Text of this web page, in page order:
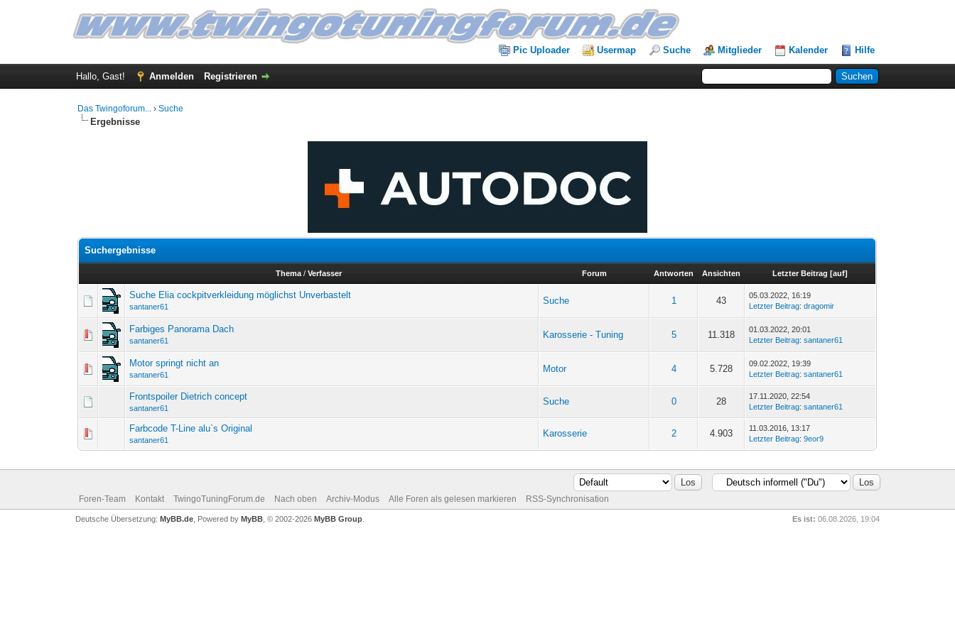
Pic Uploader Usermap Suche Mitglieder Kalender Hilfe
Hallo, Gast! Anmelden Registrieren
Das Twingoforum... ›Suche
Ergebnisse
Suchergebnisse
Thema /Verfasser Forum Antworten Ansichten Letzter Beitrag [auf]
Suche Elia cockpitverkleidung möglichst Unverbastelt
santaner61
Suche 1 43
05.03.2022, 16:19
Letzter Beitrag:dragomir
Farbiges Panorama Dach
santaner61
Karosserie - Tuning 5 11.318
01.03.2022, 20:01
Letzter Beitrag:santaner61
Motor springt nicht an
santaner61
Motor 4 5.728
09.02.2022, 19:39
Letzter Beitrag:santaner61
Frontspoiler Dietrich concept
santaner61
Suche 0 28
17.11.2020, 22:54
Letzter Beitrag:santaner61
Farbcode T-Line alu`s Original
santaner61
Karosserie 2 4.903
11.03.2016, 13:17
Letzter Beitrag:9eor9
Foren-Team Kontakt TwingoTuningForum.de Nach oben Archiv-Modus Alle Foren als gelesen markieren RSS-Synchronisation
Es ist: 06.08.2026, 19:04
Deutsche Übersetzung: MyBB.de, Powered by MyBB, © 2002-2026 MyBB Group.